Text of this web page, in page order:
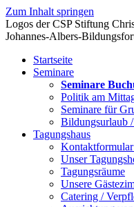
Zum Inhalt springen
Startseite
Seminare
Seminare
Politik am
Seminare für
Bildungsurlaub
Tagungshaus
Unser
Tagungsräume
Unsere
Catering /